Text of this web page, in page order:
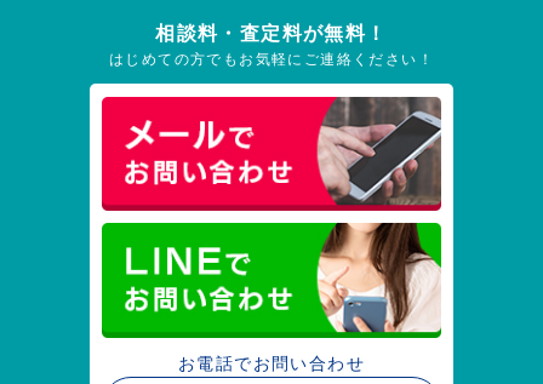
相談料・査定料が無料！
はじめての方でもお気軽にご連絡ください！
お電話でお問い合わせ